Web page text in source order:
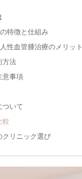
特徴と仕組み
性血管腫治療のメリット
方法
意事項
ついて
較
クリニック選び